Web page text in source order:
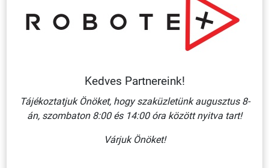
KOSÁRBA
Kedves Partnereink!
Tájékoztatjuk Önöket, hogy szaküzletünk augusztus 8-
án, szombaton 8:00 és 14:00 óra között nyitva tart!
Várjuk Önöket!